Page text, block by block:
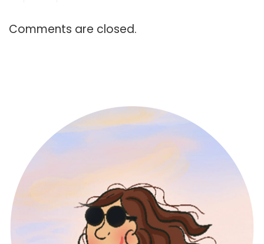
Comments are closed.